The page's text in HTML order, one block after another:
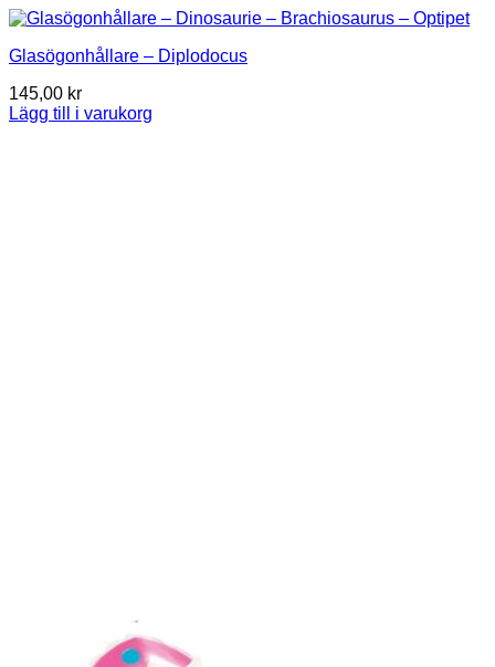
Glasögonhållare – Diplodocus
145,00 kr
Lägg till i varukorg